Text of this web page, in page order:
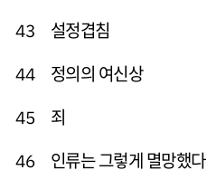
43 설정겹침
44 정의의 여신상
45 죄
46 인류는 그렇게 멸망했다